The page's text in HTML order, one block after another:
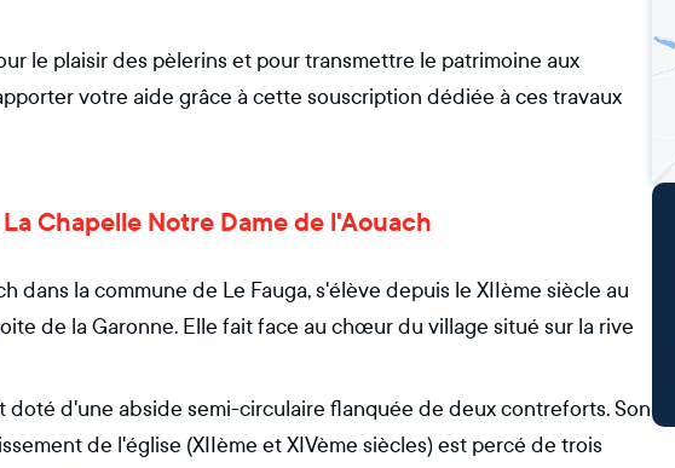
le plaisir des pèlerins et pour transmettre le patrimoine aux
votre aide grâce à cette souscription dédiée à ces travaux
Chapelle Notre Dame de l'Aouach
dans la commune de Le Fauga, s'élève depuis le XIIème siècle au
de la Garonne. Elle fait face au chœur du village situé sur la rive
doté d'une abside semi-circulaire flanquée de deux contreforts. Son
de l'église (XIIème et XIVème siècles) est percé de trois